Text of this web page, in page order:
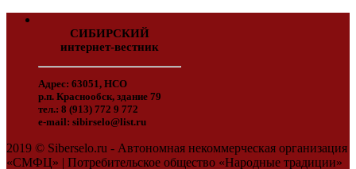
СИБИРСКИЙ
интернет-вестник
Адрес: 63051, НСО
р.п. Краснообск, здание 79
тел.: 8 (913) 772 9 772
e-mail: sibirselo@list.ru
2019 © Siberselo.ru - Автономная некоммерческая организация
«СМФЦ» | Потребительское общество «Народные традиции»